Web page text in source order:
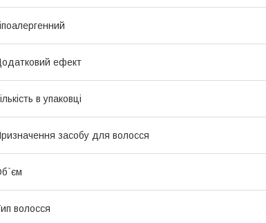
ефект
в упаковці
засобу для волосся
волосся